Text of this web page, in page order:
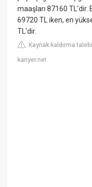
maaşları 87160 TL'dir.
69720 TL iken, en
TL'dir.
Kaynak kaldırma talebi
kariyer.net